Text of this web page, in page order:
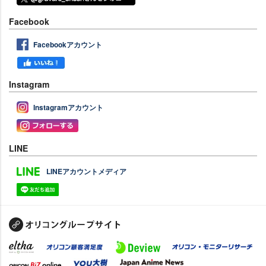
Facebook
Facebookアカウント
Instagram
Instagramアカウント
LINE
LINEアカウントメディア